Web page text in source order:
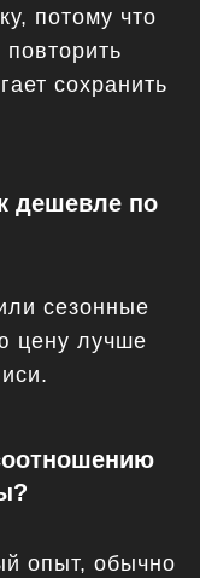
потому что
сохранить
дешевле по
сезонные
цену лучше
опыт, обычно